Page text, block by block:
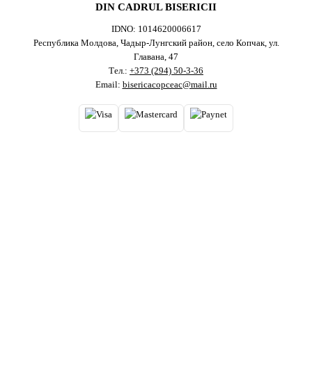
DIN CADRUL BISERICII
IDNO: 1014620006617
Республика Молдова, Чадыр-Лунгский район, село Копчак, ул.
Главана, 47
Тел.: +373 (294) 50-3-36
Email: bisericacopceac@mail.ru